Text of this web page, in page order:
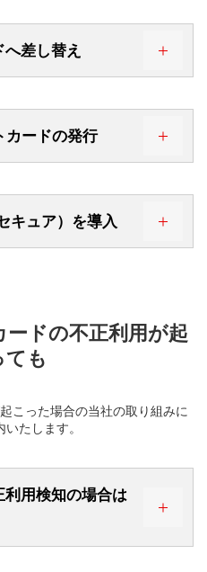
引が発生していないかを専
して 24時間365日モニタリ
があったり、会員さまご本
見受けられた場合
差し替え
カードの発行
に】
ィによる偽造防止、カード
たを守ります。
キュア）を導入
グをサポート】
証を行うことで第三者に不
いでいます。
ドの不正利用が起
ても
こった場合の当社の取り組みに
たします。
利用検知の場合は